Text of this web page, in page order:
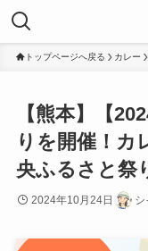
トップページへ戻る カレー
【熊本】【
りを開催！カ
央ふるさと祭
2024年10月24日 シ